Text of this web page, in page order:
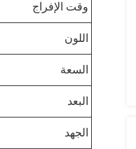
وقت الإفراج
اللون
السعة
البعد
الجهد